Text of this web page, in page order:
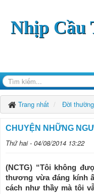
Nhịp Cầu
Trang nhất Đời thường
CHUYỆN NHỮNG
Thứ hai - 04/08/2014 13:22
(NCTG) “Tôi không
thương vừa đáng kính
cách như thầy mà tôi